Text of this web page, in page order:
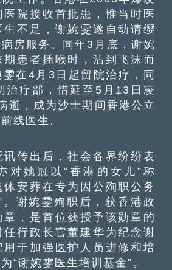
院接收首批患，惟当时医
生不足，谢婉雯遂自动请缨
房服务。同年3月底，谢婉
患者插喉时，沾到飞沫而
在4月3日起留院治疗，同
治疗部，惜延至5月13日凌
逝，成为沙士期间香港公立
前线医生。
传出后，社会各界纷纷表
对她冠以“香港的女儿”称
安葬在专为因公殉职公务
。谢婉雯殉职后，获香港政
，是首位获授予该勋章的
行政长官董建华为纪念谢
于加强医护人员进修和培
“谢婉雯医生培训基金”。